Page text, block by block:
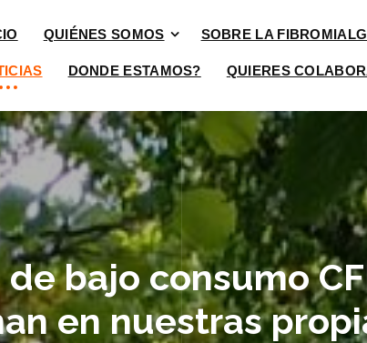
QUIÉNES SOMOS SOBRE LA
DONDE ESTAMOS? QUIERES
bajo consumo
en nuestras